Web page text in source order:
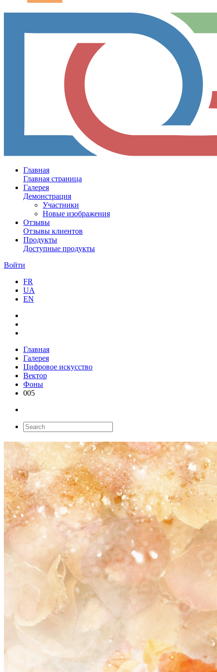
Главная
Главная страница
Галерея
Демонстрация
Участники
Новые изображения
Отзывы
Отзывы клиентов
Продукты
Доступные продукты
Войти
FR
UA
EN
Главная
Галерея
Цифровое искусство
Вектор
Фоны
005